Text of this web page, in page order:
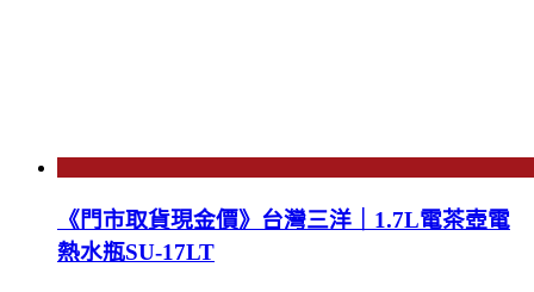
《門市取貨現金價》台灣三洋｜1.7L電茶壺電
熱水瓶SU-17LT